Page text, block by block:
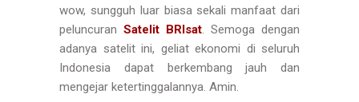
wow, sungguh luar biasa sekali manfaat dari
peluncuran Satelit BRIsat. Semoga dengan
adanya satelit ini, geliat ekonomi di seluruh
Indonesia dapat berkembang jauh dan
mengejar ketertinggalannya. Amin.